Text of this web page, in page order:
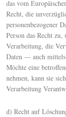
das vom
Recht, die
personenbezogener
Person das Recht
Verarbeitung, die
Daten — auch
Möchte eine
nehmen, kann sie
Verarbeitung
d) Recht auf